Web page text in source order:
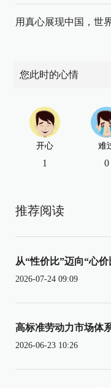
用真心展现中国，世
您此时的心情
开心
1
难
0
推荐阅读
从“性价比”迈向“心
2026-07-24 09:09
高标准劳动力市场体
2026-06-23 10:26